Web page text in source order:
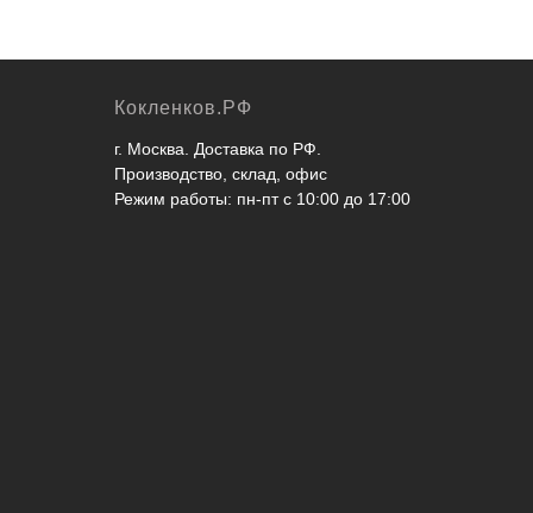
Кокленков.РФ
г. Москва. Доставка по РФ.
Производство, склад, офис
Режим работы: пн-пт с 10:00 до 17:00